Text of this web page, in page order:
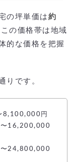
の坪単価は 約
の価格帯は地域
的な価格を把握
りです。
8,100,000円
〜16,200,000
〜24,800,000